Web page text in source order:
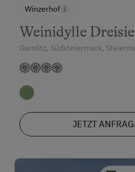
Winzerhof
Weinidylle
Gamlitz, Südsteiermark,
JETZT